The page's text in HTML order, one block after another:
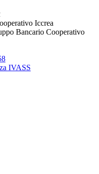
Iccrea
Bancario Cooperativo
IVASS